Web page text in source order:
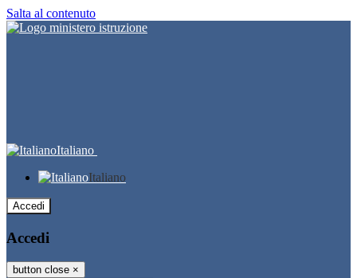
Salta al contenuto
Italiano
Italiano
Accedi
Accedi
button close ×